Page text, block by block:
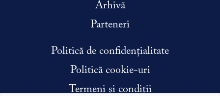
Arhivă
Parteneri
Politică de confidențialitate
Politică cookie-uri
Termeni și condiții